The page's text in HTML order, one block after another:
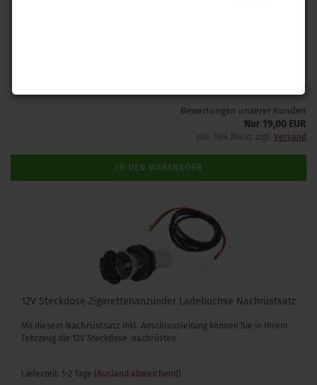
Bewertungen unserer Kunden
Nur 19,00 EUR
inkl. 19% MwSt. zzgl. Versand
IN DEN WARENKORB
12V Steckdose Zigarettenanzünder Ladebuchse Nachrüstsatz
Mit diesem Nachrüstsatz inkl. Anschlussleitung können Sie in Ihrem
Fahrzeug die 12V Steckdose nachrüsten.
Lieferzeit: 1-2 Tage (Ausland abweichend)